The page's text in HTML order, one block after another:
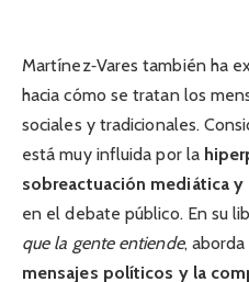
Martínez‑Vares también ha
hacia cómo se tratan los
sociales y tradicionales.
está muy influida por la
sobreactuación mediática
en el debate público. En su
que la gente entiende,
mensajes políticos y la